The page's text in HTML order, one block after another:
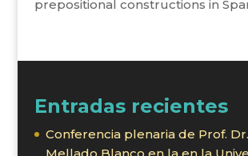
prepositional constructions in
Entradas recientes
Conferencia plenaria de Prof.